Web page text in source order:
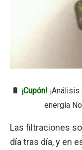
🔋 ¡Cupón!
energía
Las filtraciones
día tras día, y en